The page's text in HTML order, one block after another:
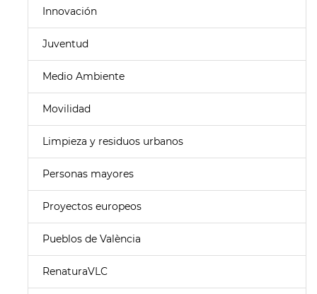
Innovación
Juventud
Medio Ambiente
Movilidad
Limpieza y residuos urbanos
Personas mayores
Proyectos europeos
Pueblos de València
RenaturaVLC